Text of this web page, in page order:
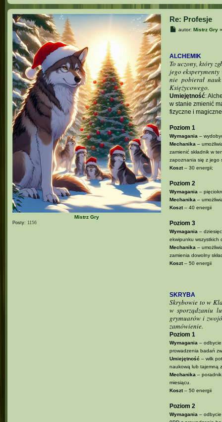
Mistrz Gry
Posty: 1156
Re: Profesje
Pautor:Mistrz Gry
ALCHEMIK
To uczony, który
jego
nie pobierał
Księżycowego.
Umiejętność:
w stanie zmienić
fizyczne i
Poziom 1
Wymagania –
Mechanika –
zamienić składnik w
zapoznania się z jego
Koszt– 30 energii;
Poziom 2
Wymagania –
Mechanika –
Koszt– 40 energii
Poziom 3
Wymagania –
ekwipunku wszystkich
Mechanika –
zamienia dowolny
Koszt– 50 energii
SKRYBA
Skrybowie to w
w sporządzaniu
grymuarów i
zamówienie.
Poziom 1
Wymagania –
prowadzenia badań
Umiejętność – wilk
naukową lub tajemną
Mechanika –
miesiącu.
Koszt– 50 energii
Poziom 2
Wymagania –